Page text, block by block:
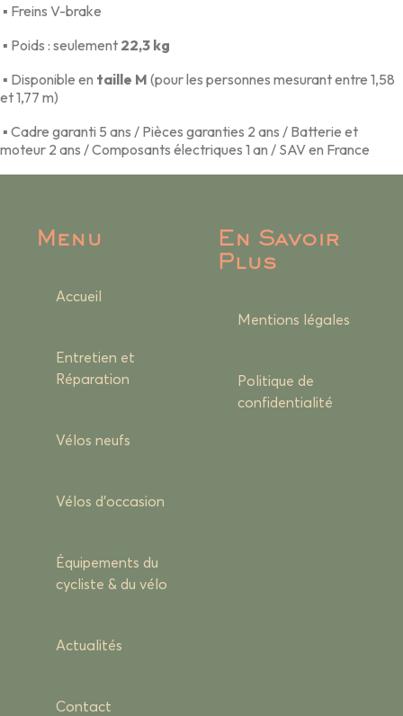
▪ Freins V-brake
▪ Poids : seulement 22,3 kg
▪ Disponible en taille M (pour les personnes mesurant entre 1,58
et 1,77 m)
▪ Cadre garanti 5 ans / Pièces garanties 2 ans / Batterie et
moteur 2 ans / Composants électriques 1 an / SAV en France
Menu
Accueil
Entretien et
Réparation
Vélos neufs
Vélos d’occasion
Équipements du
cycliste & du vélo
Actualités
Contact
En Savoir
Plus
Mentions légales
Politique de
confidentialité